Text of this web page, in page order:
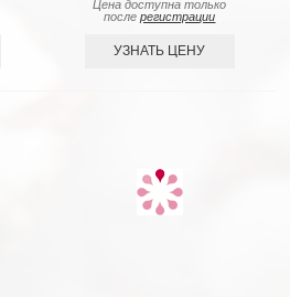
Цена доступна только
послерегистрации
УЗНАТЬ ЦЕНУ